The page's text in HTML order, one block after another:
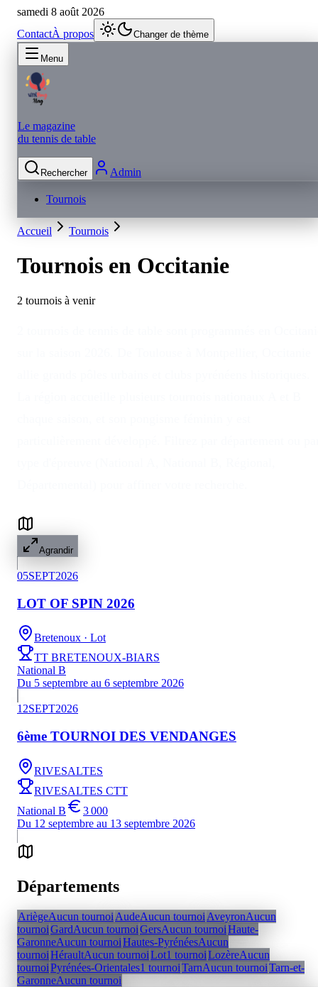
samedi 8 août 2026
ContactÀ propos Changer de thème
Menu
Le magazine
du tennis de table
Rechercher Admin
Tournois
Accueil Tournois
Tournois en Occitanie
2 tournois à venir
Agrandir
05SEPT2026
LOT OF SPIN 2026
Bretenoux · Lot
TT BRETENOUX-BIARS
National B
Du 5 septembre au 6 septembre 2026
12SEPT2026
6ème TOURNOI DES VENDANGES
RIVESALTES
RIVESALTES CTT
National B
3 000
Du 12 septembre au 13 septembre 2026
Départements
AriègeAucun tournoi AudeAucun tournoi AveyronAucun
tournoiGardAucun tournoiGersAucun tournoiHaute-
GaronneAucun tournoiHautes-PyrénéesAucun
tournoiHéraultAucun tournoiLot1 tournoiLozèreAucun
tournoiPyrénées-Orientales1 tournoiTarnAucun tournoiTarn-et-
GaronneAucun tournoi